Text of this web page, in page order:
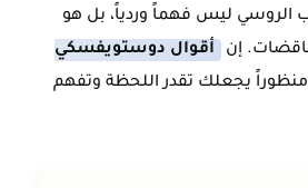
الروسي ليس فهماً وردياً، بل هو
إن
أقوال دوستويفسكي
يجعلك تقدر اللحظة وتفهم